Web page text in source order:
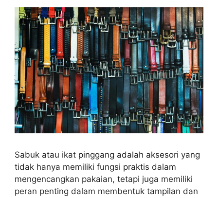
Sabuk atau ikat pinggang adalah aksesori yang
tidak hanya memiliki fungsi praktis dalam
mengencangkan pakaian, tetapi juga memiliki
peran penting dalam membentuk tampilan dan